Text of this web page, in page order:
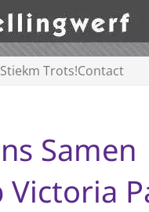
Stiekm Trots!Contact
Samen